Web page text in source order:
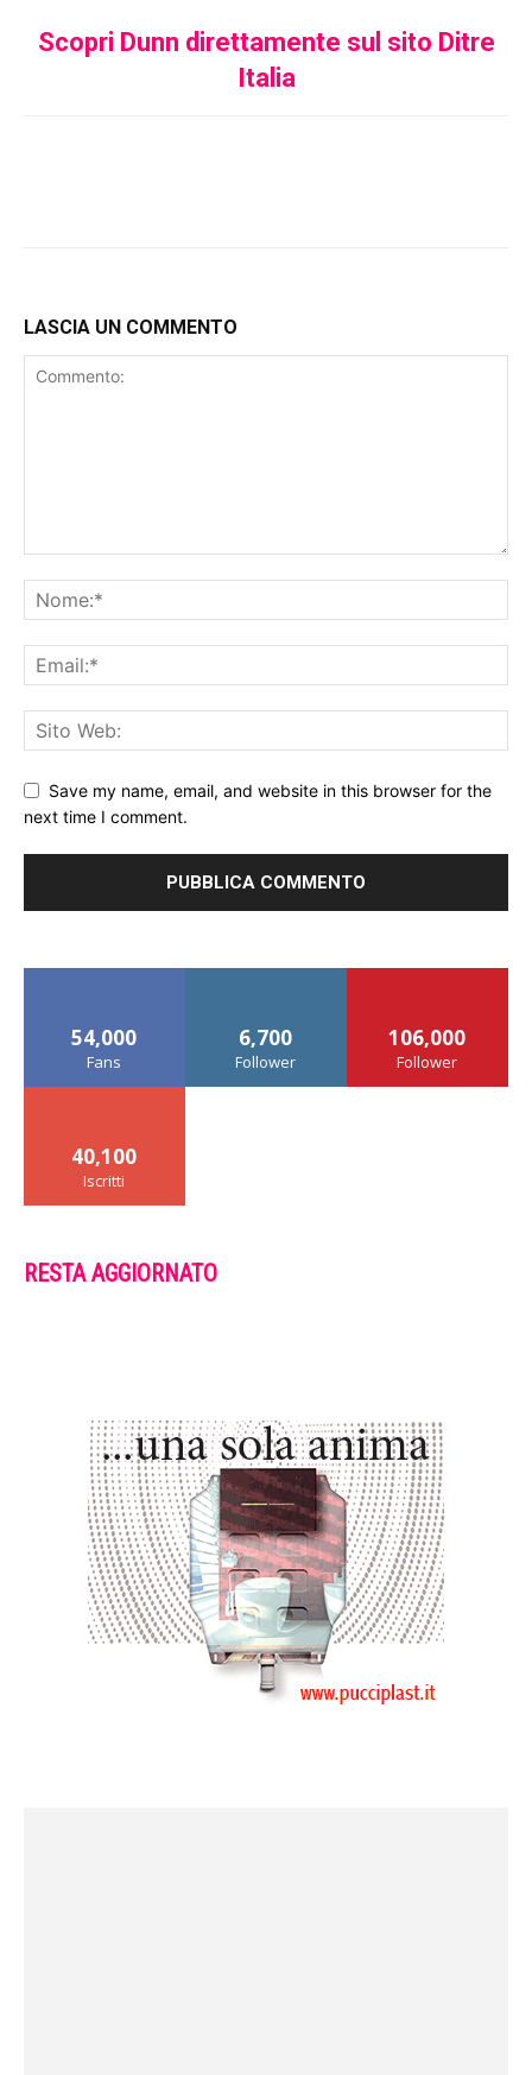
Scopri Dunn direttamente sul sito Ditre
Italia
LASCIA UN COMMENTO
Save my name, email, and website in this browser for the
next time I comment.
54,000
Fans
6,700
Follower
106,000
Follower
40,100
Iscritti
RESTA AGGIORNATO